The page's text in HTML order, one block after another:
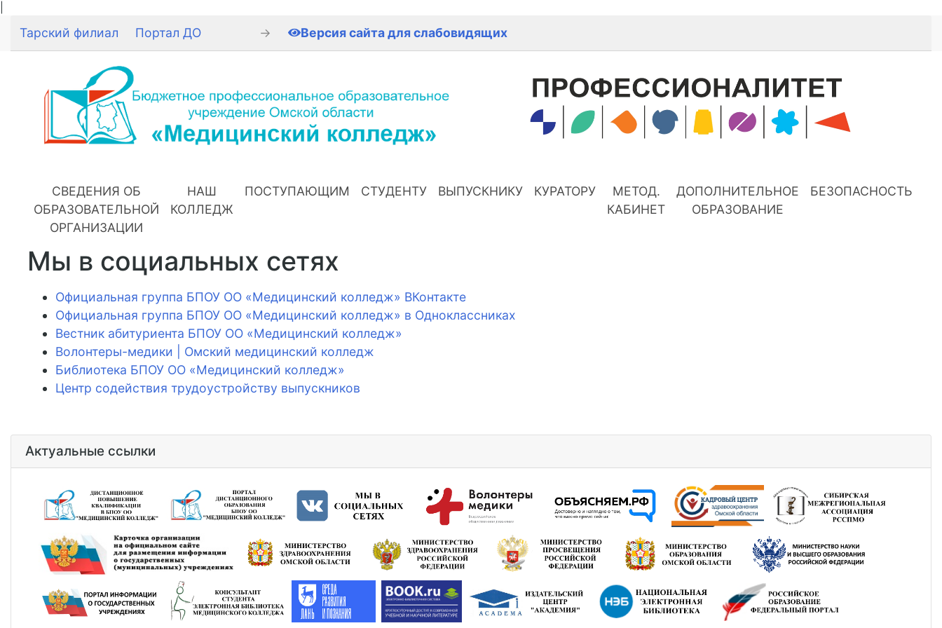
Тарский филиал Портал ДО → Версия сайта для слабовидящих
СВЕДЕНИЯ ОБ
ОБРАЗОВАТЕЛЬНОЙ
ОРГАНИЗАЦИИ
НАШ
КОЛЛЕДЖ
ПОСТУПАЮЩИМ СТУДЕНТУ ВЫПУСКНИКУ КУРАТОРУ
МЕТОД.
КАБИНЕТ
ДОПОЛНИТЕЛЬНОЕ
ОБРАЗОВАНИЕ
БЕЗОПАСНОСТЬ
Мы в социальных сетях
Официальная группа БПОУ ОО «Медицинский колледж» ВКонтакте
Официальная группа БПОУ ОО «Медицинский колледж» в Одноклассниках
Вестник абитуриента БПОУ ОО «Медицинский колледж»
Волонтеры-медики | Омский медицинский колледж
Библиотека БПОУ ОО «Медицинский колледж»
Центр содействия трудоустройству выпускников
Актуальные ссылки